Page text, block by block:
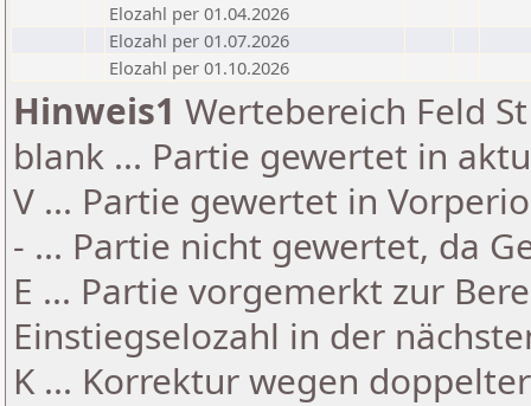
Elozahl per 01.04.2026
Elozahl per 01.07.2026
Elozahl per 01.10.2026
Hinweis1 Wertebereich Feld
blank ... Partie gewertet in
V ... Partie gewertet in
- ... Partie nicht gewertet, da
E ... Partie vorgemerkt zur
Einstiegselozahl in der
K ... Korrektur wegen